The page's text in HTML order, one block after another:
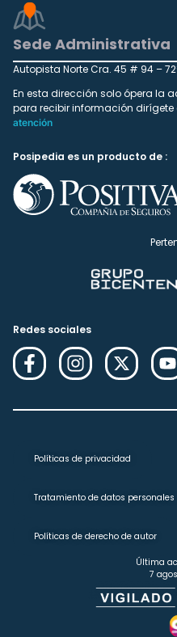
Sede Administrativa
Autopista Norte Cra. 45 # 94 –
En esta dirección solo ópera la
para recibir información dirígete
atención
Posipedia es un producto de :
Redes sociales
Políticas de privacidad
Tratamiento de datos personales
Políticas de derecho de autor
Última
7